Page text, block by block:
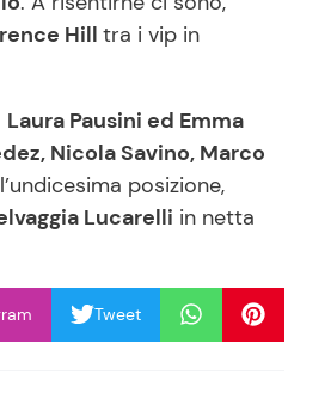
Hill tra i vip in
Laura Pausini ed Emma
Nicola Savino, Marco
posizione,
Lucarelli in netta
Tweet